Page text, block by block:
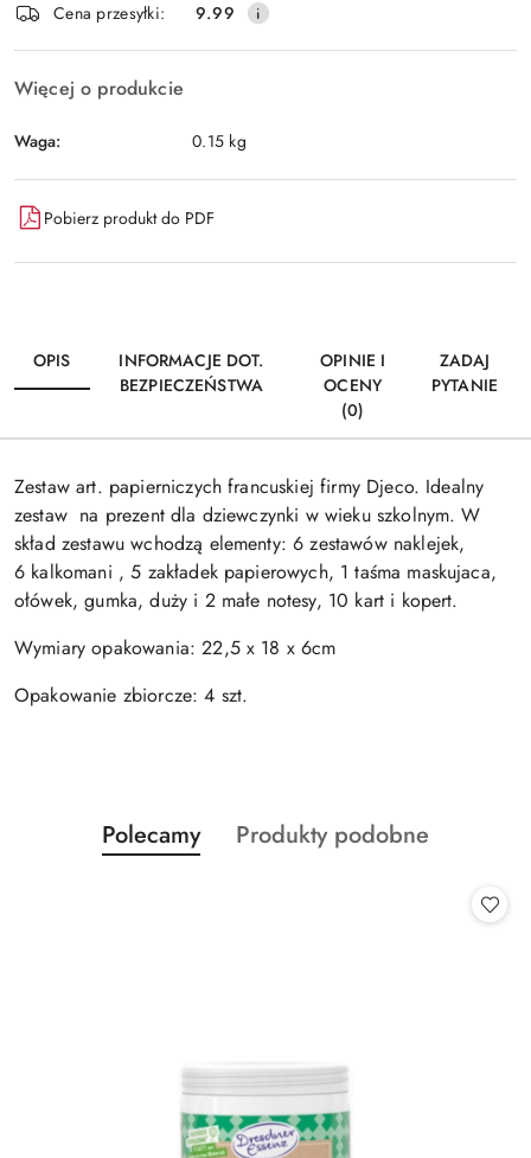
Wyślij
dostawa
Cena przesyłki:
9.99
Więcej o produkcie
Waga: 0.15 kg
Pobierz produkt do PDF
OPIS
INFORMACJE DOT.
BEZPIECZEŃSTWA
OPINIE I
OCENY
(0)
ZADAJ
PYTANIE
Zestaw art. papierniczych francuskiej firmy Djeco. Idealny
zestaw na prezent dla dziewczynki w wieku szkolnym. W
skład zestawu wchodzą elementy: 6 zestawów naklejek,
6 kalkomani , 5 zakładek papierowych, 1 taśma maskujaca,
ołówek, gumka, duży i 2 małe notesy, 10 kart i kopert.
Wymiary opakowania: 22,5 x 18 x 6cm
Opakowanie zbiorcze: 4 szt.
Pomiń karuzelę produktów
Produkty
o
Polecamy
Produkty
Produkty podobne